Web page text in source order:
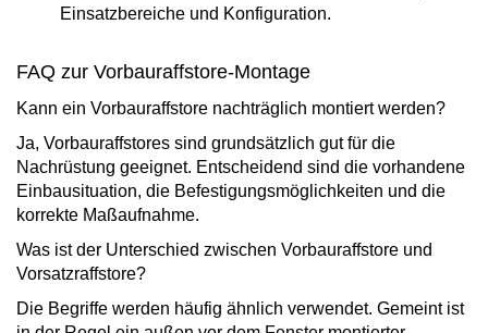
Einsatzbereiche und Konfiguration.
FAQ zur Vorbauraffstore-Montage
Kann ein Vorbauraffstore nachträglich montiert werden?
Ja, Vorbauraffstores sind grundsätzlich gut für die
Nachrüstung geeignet. Entscheidend sind die vorhandene
Einbausituation, die Befestigungsmöglichkeiten und die
korrekte Maßaufnahme.
Was ist der Unterschied zwischen Vorbauraffstore und
Vorsatzraffstore?
Die Begriffe werden häufig ähnlich verwendet. Gemeint ist